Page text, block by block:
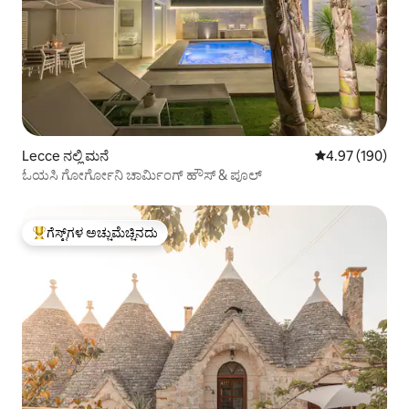
Lecce ನಲ್ಲಿ ಮನೆ 5 ರಲ್ಲಿ 4.97
4.97 (190)
ಓಯಸಿ ಗೋರ್ಗೋನಿ ಚಾರ್ಮಿಂಗ್ ಹೌಸ್ & ಪೂಲ್
ಗೆಸ್ಟ್‌ಗಳಿಗೆ ಅತಿ ಹೆಚ್ಚು ಅಚ್ಚುಮೆಚ್ಚಿನದು
ಗೆಸ್ಟ್‌ಗಳ ಅಚ್ಚುಮೆಚ್ಚಿನದು